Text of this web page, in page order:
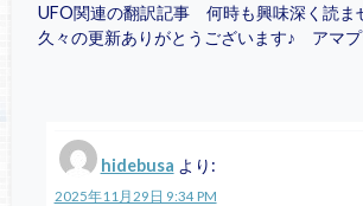
UFO関連の翻訳記事 何時も興味深く読ま
久々の更新ありがとうございます♪ アマ
hidebusa より:
2025年11月29日 9:34 PM